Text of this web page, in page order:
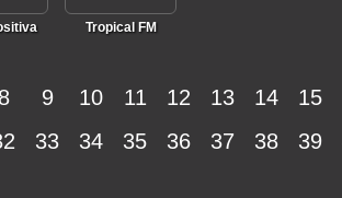
Tropical FM
8 9 10 11 12 13 14 15
33 34 35 36 37 38 39